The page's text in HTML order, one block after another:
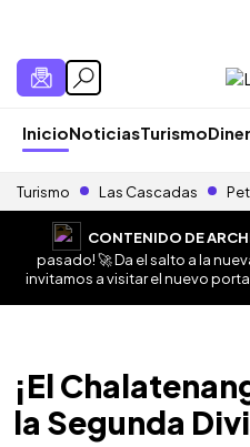
InicioNoticiasTurismo
Turismo Las Cascadas
CONTENIDO DE
pasado! 🚀 Da el salto a la
invitamos a visitar el nuevo
¡El
la Segunda